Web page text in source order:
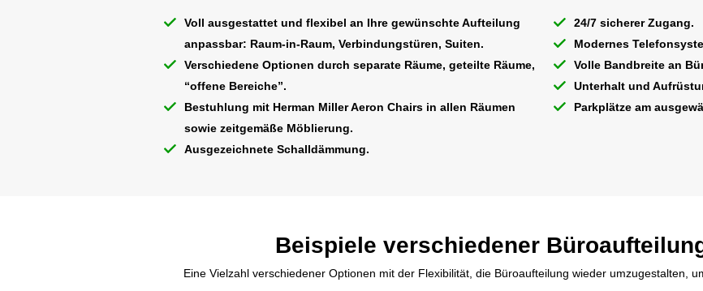
Voll ausgestattet und flexibel an Ihre gewünschte Aufteilung
anpassbar: Raum-in-Raum, Verbindungstüren, Suiten.
Verschiedene Optionen durch separate Räume, geteilte Räume,
“offene Bereiche”.
Bestuhlung mit Herman Miller Aeron Chairs in allen Räumen
sowie zeitgemäße Möblierung.
Ausgezeichnete Schalldämmung.
24/7 sicherer Zugang.
Modernes
Volle Bandbreite an
Unterhalt und
Parkplätze am
Beispiele verschiedener
Eine Vielzahl verschiedener Optionen mit der Flexibilität, die Büroaufteilung wieder umzugestalten,